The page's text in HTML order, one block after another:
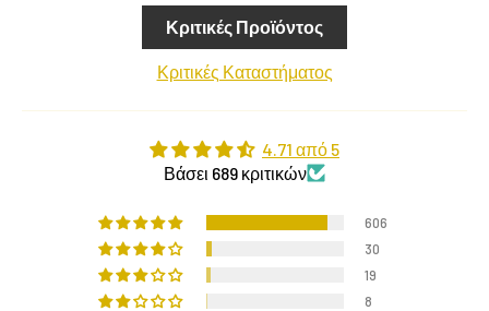
Κριτικές Προϊόντος
Κριτικές Καταστήματος
4.71 από 5
Βάσει 689 κριτικών
606
30
19
8